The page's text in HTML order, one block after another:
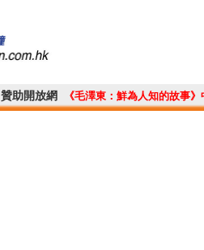
贊助開放網 《毛澤東：鮮為人知的故事